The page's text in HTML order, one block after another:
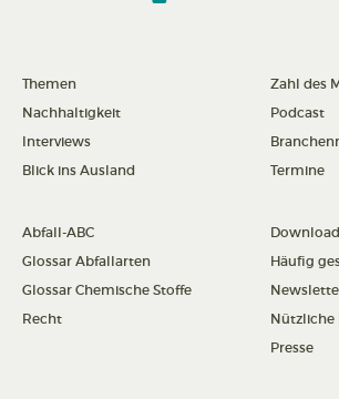
Themen
Nachhaltigkeit
Interviews
Blick ins Ausland
Zahl des
Podcast
Termine
Abfall-ABC
Glossar Abfallarten
Glossar Chemische Stoffe
Recht
Häufig
Nützliche
Presse